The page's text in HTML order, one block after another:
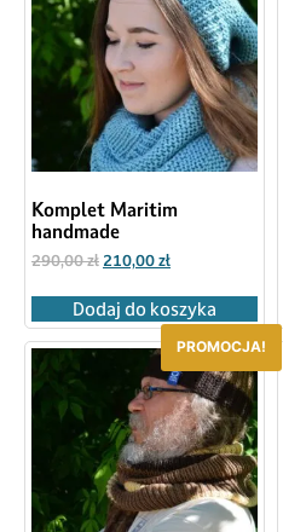
Komplet Maritim
handmade
290,00zł 210,00zł
Dodaj do koszyka
PROMOCJA!